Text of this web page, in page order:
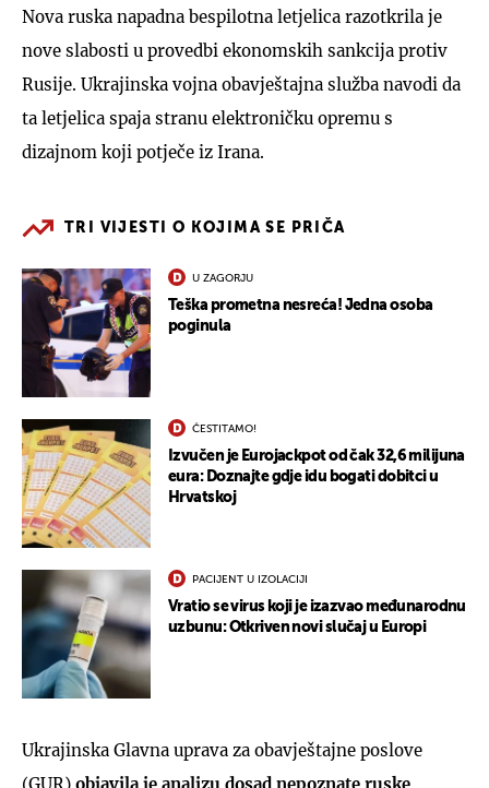
Nova ruska napadna bespilotna letjelica razotkrila je
nove slabosti u provedbi ekonomskih sankcija protiv
Rusije. Ukrajinska vojna obavještajna služba navodi da
ta letjelica spaja stranu elektroničku opremu s
dizajnom koji potječe iz Irana.
TRI VIJESTI O KOJIMA SE PRIČA
U ZAGORJU
Teška prometna nesreća! Jedna osoba
poginula
ČESTITAMO!
Izvučen je Eurojackpot od čak 32,6 milijuna
eura: Doznajte gdje idu bogati dobitci u
Hrvatskoj
PACIJENT U IZOLACIJI
Vratio se virus koji je izazvao međunarodnu
uzbunu: Otkriven novi slučaj u Europi
Ukrajinska Glavna uprava za obavještajne poslove
(GUR) objavila je analizu dosad nepoznate ruske